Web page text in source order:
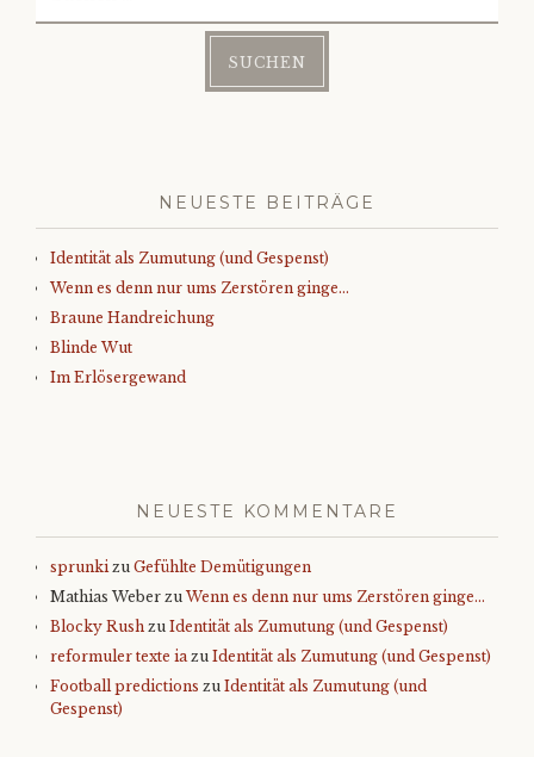
NEUESTE BEITRÄGE
Identität als Zumutung (und Gespenst)
Wenn es denn nur ums Zerstören ginge…
Braune Handreichung
Blinde Wut
Im Erlösergewand
NEUESTE KOMMENTARE
sprunkizu Gefühlte Demütigungen
Mathias Weber zu Wenn es denn nur ums Zerstören ginge…
Blocky Rush zu Identität als Zumutung (und Gespenst)
reformuler texte iazu Identität als Zumutung (und Gespenst)
Football predictions zu Identität als Zumutung (und
Gespenst)